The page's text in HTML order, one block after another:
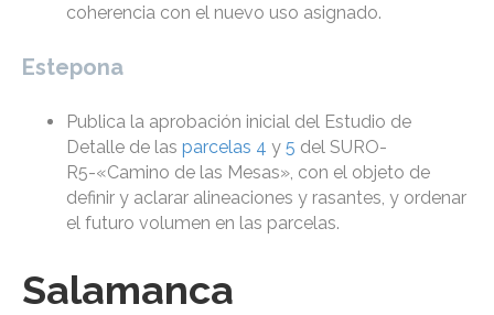
coherencia con el nuevo uso asignado.
Estepona
Publica la aprobación inicial del Estudio de
Detalle de las parcelas 4 y 5 del SURO-
R5-«Camino de las Mesas», con el objeto de
definir y aclarar alineaciones y rasantes, y ordenar
el futuro volumen en las parcelas.
Salamanca